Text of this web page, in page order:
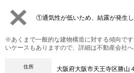
①通気性が低いため、結露が発生
※あくまで一般的な建物構造に対する傾向で
いケースもありますので、詳細は不動産会社へ
住所 大阪府大阪市天王寺区勝山